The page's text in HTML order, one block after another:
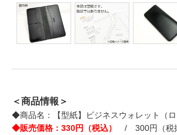
＜商品情報＞
◆商品名：【型紙】ビジネスウォレット（ロ
◆販売価格：330円（税込）
/ 300円（税